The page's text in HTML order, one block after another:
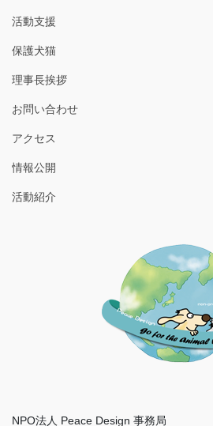
活動支援
保護犬猫
理事長挨拶
お問い合わせ
アクセス
情報公開
活動紹介
NPO法人 Peace Design 事務局